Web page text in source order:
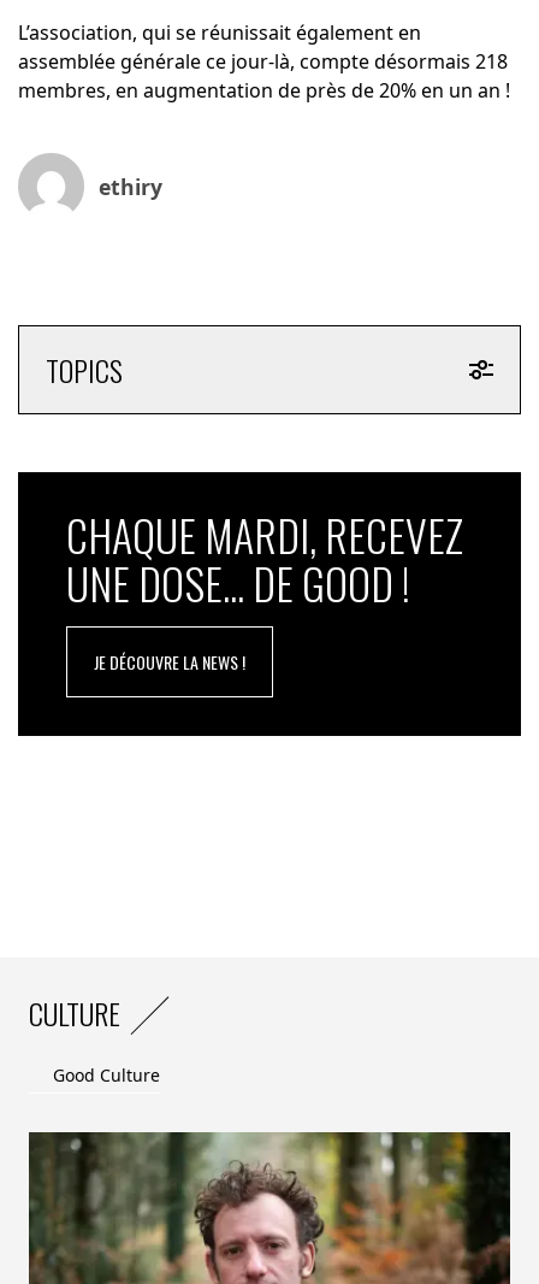
L’association, qui se réunissait également en
assemblée générale ce jour-là, compte désormais 218
membres, en augmentation de près de 20% en un an !
ethiry
TOPICS
CHAQUE MARDI, RECEVEZ
UNE DOSE... DE GOOD !
JE DÉCOUVRE LA NEWS !
CULTURE
Good Culture